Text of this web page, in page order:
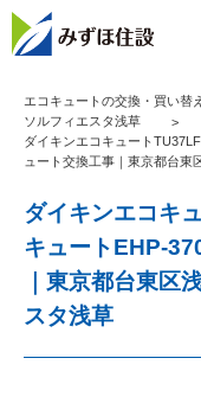
エコキュートの交換・買い替
ソルフィエスタ浅草
ダイキンエコキュート
ュート交換工事｜東京都台東
ダイキンエコキ
キュートEHP-
｜東京都台東区
スタ浅草